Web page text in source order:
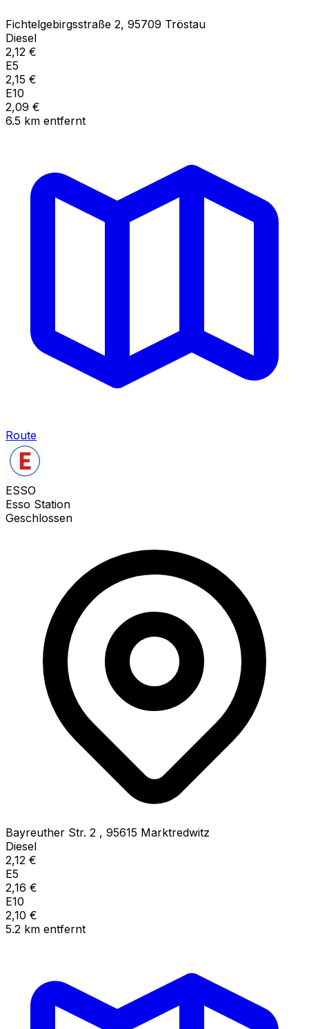
Fichtelgebirgsstraße 2, 95709 Tröstau
Diesel
2,12 €
E5
2,15 €
E10
2,09 €
6.5 km entfernt
Route
ESSO
Esso Station
Geschlossen
Bayreuther Str. 2 , 95615 Marktredwitz
Diesel
2,12 €
E5
2,16 €
E10
2,10 €
5.2 km entfernt